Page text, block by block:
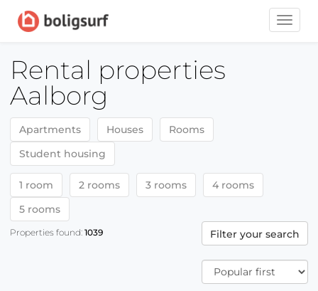
Toggle
Rental properties
Aalborg
Apartments Houses
Rooms
Student housing
1 room 2 rooms 3 rooms
4 rooms
5 rooms
Properties found: 1039 Filter your search